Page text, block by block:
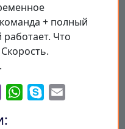
+ полный
работает. Что
Viber WhatsApp
Skype